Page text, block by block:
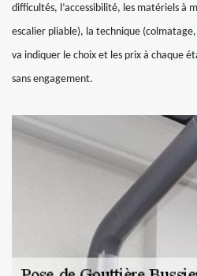
difficultés, l’accessibilité, les matériels à
escalier pliable), la technique
va indiquer le choix et les prix à chaque
sans engagement.